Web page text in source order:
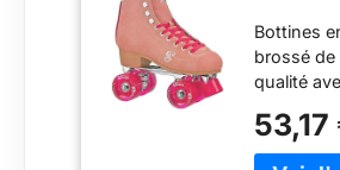
Femme
Bottines
brossé de
qualité
53,17